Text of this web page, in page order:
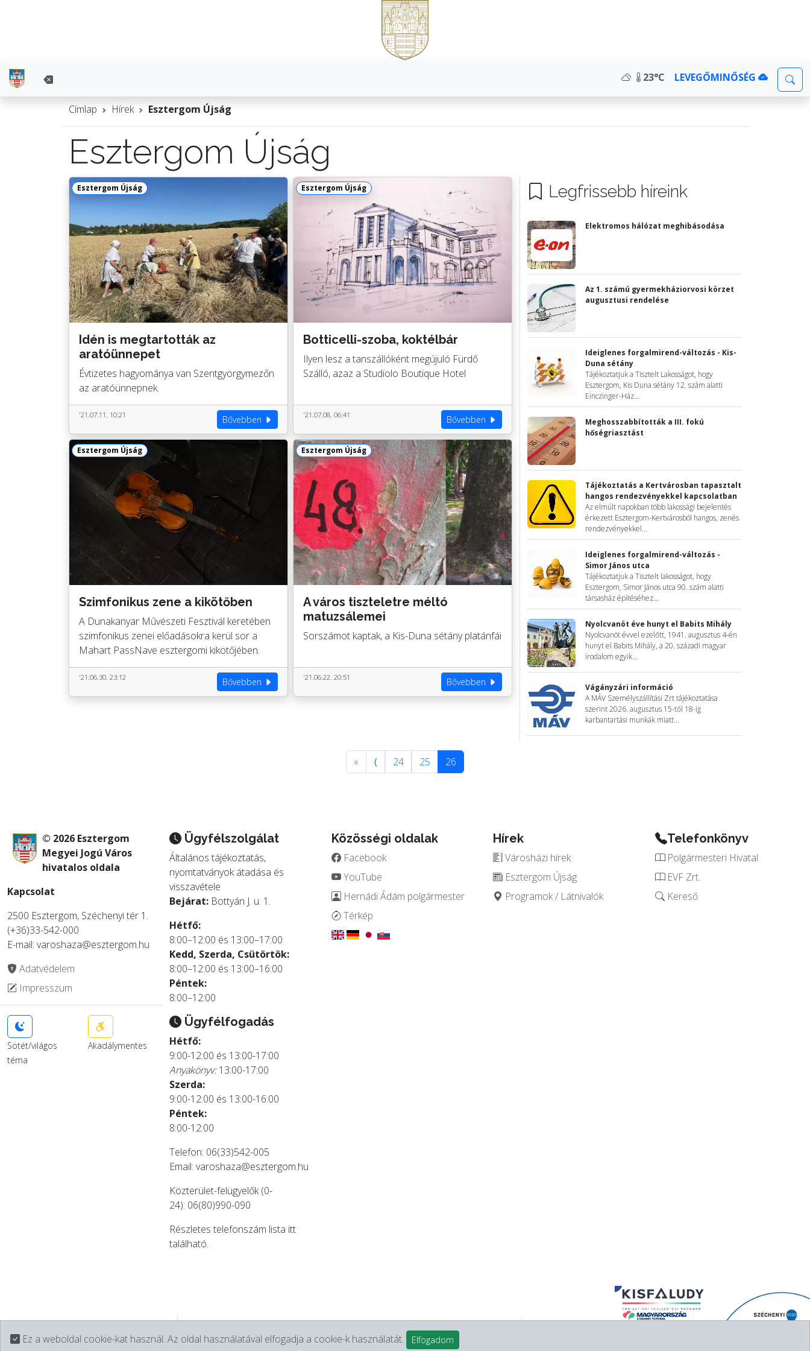
Ez a weboldal cookie-kat használ. Az oldal használatával elfogadja a cookie-k használatát. Elfogadom
23°C LEVEGŐMINŐSÉG
Címlap Hírek Esztergom Újság
Esztergom Újság
Esztergom Újság
Idén is megtartották az
aratóünnepet
Évtizetes hagyománya van Szentgyörgymezőn
az aratóünnepnek.
'21.07.11. 10:21 Bővebben
Esztergom Újság
Botticelli-szoba, koktélbár
Ilyen lesz a tanszállóként megújuló Fürdő
Szálló, azaz a Studiolo Boutique Hotel
'21.07.08. 06:41 Bővebben
Esztergom Újság
Szimfonikus zene a kikötőben
A Dunakanyar Művészeti Fesztivál keretében
szimfonikus zenei előadásokra kerül sor a
Mahart PassNave esztergomi kikötőjében.
'21.06.30. 23:12 Bővebben
Esztergom Újság
A város tiszteletre méltó
matuzsálemei
Sorszámot kaptak, a Kis-Duna sétány platánfái
'21.06.22. 20:51 Bővebben
Legfrissebb híreink
Elektromos hálózat meghibásodása
Az 1. számú gyermekháziorvosi körzet
augusztusi rendelése
Ideiglenes forgalmirend-változás - Kis-
Duna sétány
Tájékoztatjuk a Tisztelt Lakosságot, hogy
Esztergom, Kis Duna sétány 12. szám alatti
Einczinger-Ház...
Meghosszabbították a III. fokú
hőségriasztást
Tájékoztatás a Kertvárosban tapasztalt
hangos rendezvényekkel kapcsolatban
Az elmúlt napokban több lakossági bejelentés
érkezett Esztergom-Kertvárosból hangos, zenés
rendezvényekkel...
Ideiglenes forgalmirend-változás -
Simor János utca
Tájékoztatjuk a Tisztelt lakosságot, hogy
Esztergom, Simor János utca 90. szám alatti
társasház építéséhez...
Nyolcvanöt éve hunyt el Babits Mihály
Nyolcvanöt évvel ezelőtt, 1941. augusztus 4-én
hunyt el Babits Mihály, a 20. századi magyar
irodalom egyik...
Vágányzári információ
A MÁV Személyszállítási Zrt tájékoztatása
szerint 2026. augusztus 15-től 18-ig
karbantartási munkák miatt...
« ⟨ 24 25 26
© 2026 Esztergom
Megyei Jogú Város
hivatalos oldala
Kapcsolat
2500 Esztergom, Széchenyi tér 1.
(+36)33-542-000
E-mail: varoshaza@esztergom.hu
Adatvédelem
Impresszum
Sötét/világos
téma
Akadálymentes
Ügyfélszolgálat
Általános tájékoztatás,
nyomtatványok átadása és
visszavétele
Bejárat:Bottyán J. u. 1.
Hétfő:
8:00–12:00 és 13:00–17:00
Kedd, Szerda, Csütörtök:
8:00–12:00 és 13:00–16:00
Péntek:
8:00–12:00
Ügyfélfogadás
Hétfő:
9:00-12:00 és 13:00-17:00
Anyakönyv:13:00-17:00
Szerda:
9:00-12:00 és 13:00-16:00
Péntek:
8:00-12:00
Telefon: 06(33)542-005
Email: varoshaza@esztergom.hu
Közterület-felügyelők (0-
24): 06(80)990-090
Részletes telefonszám lista itt
található.
Közösségi oldalak
Facebook
YouTube
Hernádi Ádám polgármester
Térkép
Hírek
Városházi hírek
Esztergom Újság
Programok / Látnivalók
Telefonkönyv
Polgármesteri Hivatal
EVF Zrt.
Kereső